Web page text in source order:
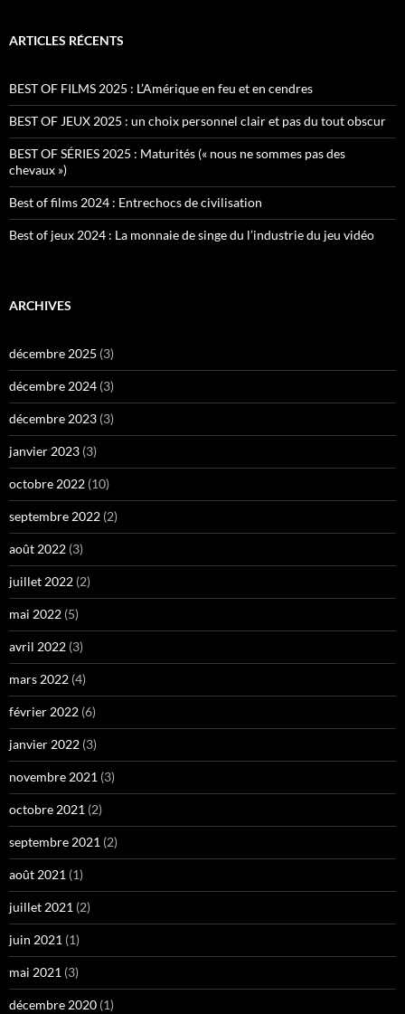
ARTICLES RÉCENTS
BEST OF FILMS 2025 : L’Amérique en feu et en cendres
BEST OF JEUX 2025 : un choix personnel clair et pas du tout obscur
BEST OF SÉRIES 2025 : Maturités (« nous ne sommes pas des
chevaux »)
Best of films 2024 : Entrechocs de civilisation
Best of jeux 2024 : La monnaie de singe du l’industrie du jeu vidéo
ARCHIVES
décembre 2025 (3)
décembre 2024 (3)
décembre 2023 (3)
janvier 2023 (3)
octobre 2022 (10)
septembre 2022 (2)
août 2022 (3)
juillet 2022 (2)
mai 2022 (5)
avril 2022 (3)
mars 2022 (4)
février 2022 (6)
janvier 2022 (3)
novembre 2021 (3)
octobre 2021 (2)
septembre 2021 (2)
août 2021 (1)
juillet 2021 (2)
juin 2021 (1)
mai 2021 (3)
décembre 2020 (1)